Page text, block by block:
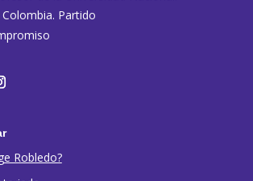
Partido
Robledo?